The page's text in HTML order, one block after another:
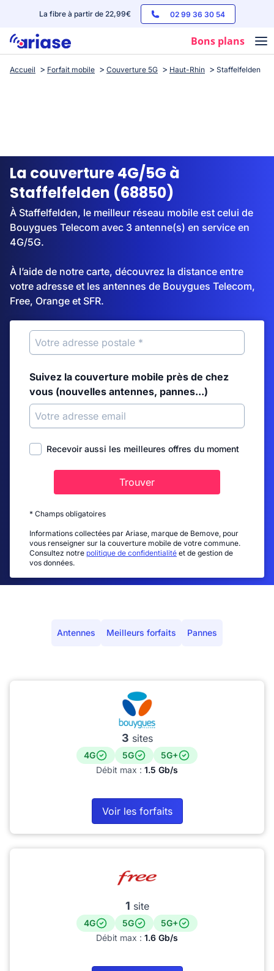
La fibre à partir de 22,99€ 02 99 36 30 54
Bons plans
Box internet
Streaming
Accueil Forfait mobile Couverture 5G Haut-Rhin Staffelfelden
La couverture 4G/5G à
Staffelfelden (68850)
À Staffelfelden, le meilleur réseau mobile est celui de
Bouygues Telecom avec 3 antenne(s) en service en
4G/5G.
À l’aide de notre carte, découvrez la distance entre
votre adresse et les antennes de Bouygues Telecom,
Free, Orange et SFR.
Suivez la couverture mobile près de chez
vous (nouvelles antennes, pannes...)
Recevoir aussi les meilleures offres du moment
Trouver
* Champs obligatoires
Informations collectées par Ariase, marque de Bemove, pour
vous renseigner sur la couverture mobile de votre commune.
Consultez notre politique de confidentialité et de gestion de
vos données.
Antennes Meilleurs forfaits Pannes
3 sites
4G 5G
5G+
Débit max : 1.5 Gb/s
Voir les forfaits
1 site
4G 5G
5G+
Débit max : 1.6 Gb/s